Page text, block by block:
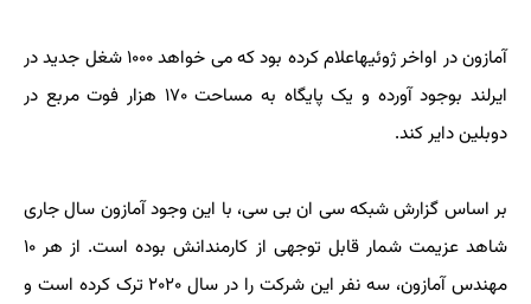
آمازون در اواخر ژوئیهاعلام کرده بود که می خواهد ۱۰۰۰ شغل جدید در
ایرلند بوجود آورده و یک پایگاه به مساحت ۱۷۰ هزار فوت مربع در
دوبلین دایر کند.
بر اساس گزارش شبکه سی ان بی سی، با این وجود آمازون سال جاری
شاهد عزیمت شمار قابل توجهی از کارمندانش بوده است. از هر ۱۰
مهندس آمازون، سه نفر این شرکت را در سال ۲۰۲۰ ترک کرده است و